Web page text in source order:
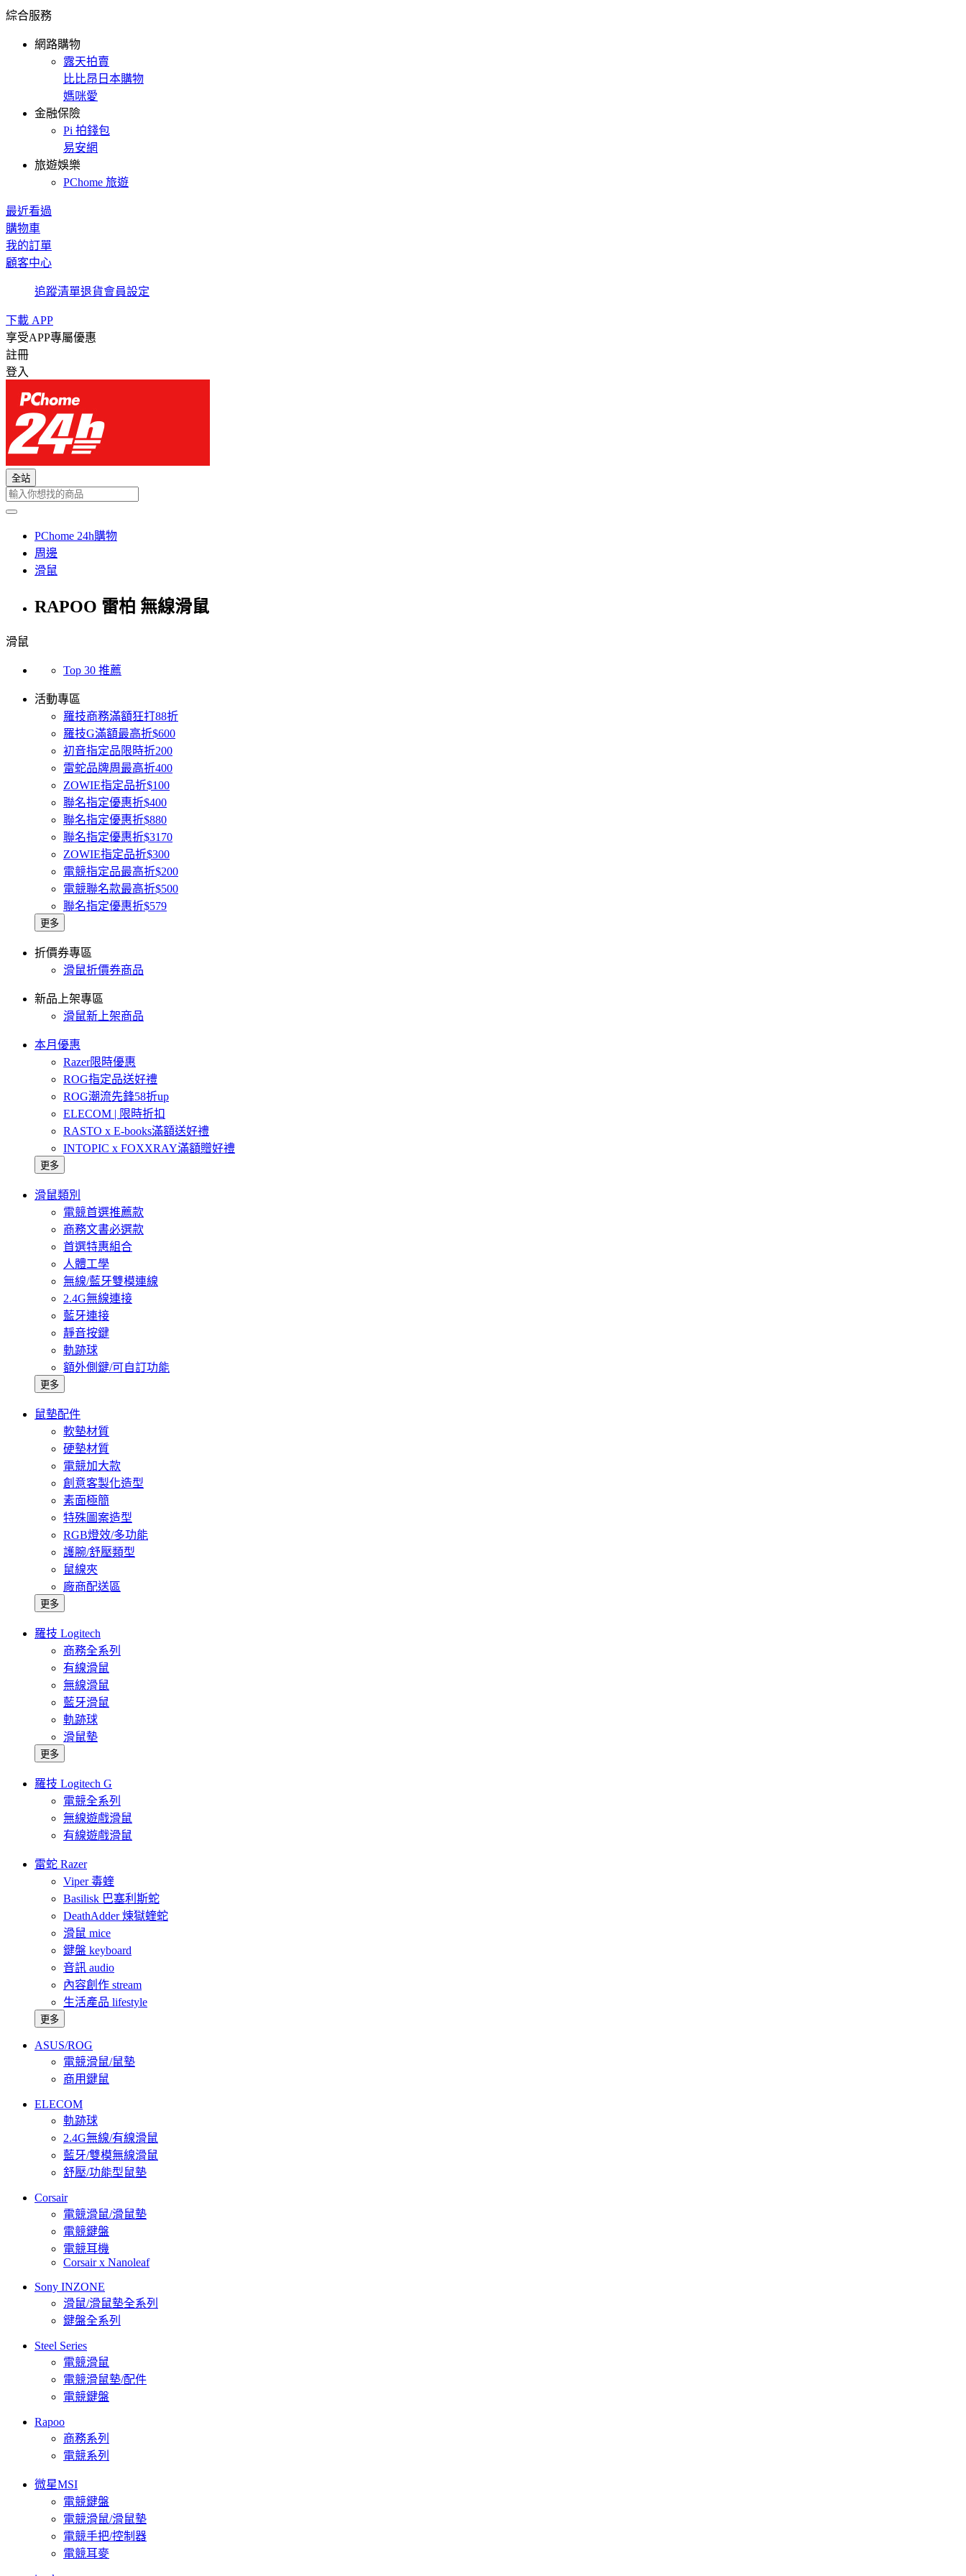
綜合服務
網路購物
露天拍賣
比比昂日本購物
媽咪愛
金融保險
Pi 拍錢包
易安網
旅遊娛樂
PChome 旅遊
最近看過
購物車
我的訂單
顧客中心
追蹤清單退貨會員設定
下載 APP
享受APP專屬優惠
註冊
登入
全站
PChome 24h購物
周邊
滑鼠
RAPOO 雷柏 無線滑鼠
滑鼠
Top 30 推薦
活動專區
羅技商務滿額狂打88折
羅技G滿額最高折$600
初音指定品限時折200
雷蛇品牌周最高折400
ZOWIE指定品折$100
聯名指定優惠折$400
聯名指定優惠折$880
聯名指定優惠折$3170
ZOWIE指定品折$300
電競指定品最高折$200
電競聯名款最高折$500
聯名指定優惠折$579
更多
折價券專區
滑鼠折價券商品
新品上架專區
滑鼠新上架商品
本月優惠
Razer限時優惠
ROG指定品送好禮
ROG潮流先鋒58折up
ELECOM | 限時折扣
RASTO x E-books滿額送好禮
INTOPIC x FOXXRAY滿額贈好禮
更多
滑鼠類別
電競首選推薦款
商務文書必選款
首選特惠組合
人體工學
無線/藍牙雙模連線
2.4G無線連接
藍牙連接
靜音按鍵
軌跡球
額外側鍵/可自訂功能
更多
鼠墊配件
軟墊材質
硬墊材質
電競加大款
創意客製化造型
素面極簡
特殊圖案造型
RGB燈效/多功能
護腕/舒壓類型
鼠線夾
廠商配送區
更多
羅技 Logitech
商務全系列
有線滑鼠
無線滑鼠
藍牙滑鼠
軌跡球
滑鼠墊
更多
羅技 Logitech G
電競全系列
無線遊戲滑鼠
有線遊戲滑鼠
雷蛇 Razer
Viper 毒蝰
Basilisk 巴塞利斯蛇
DeathAdder 煉獄蝰蛇
滑鼠 mice
鍵盤 keyboard
音訊 audio
內容創作 stream
生活產品 lifestyle
更多
ASUS/ROG
電競滑鼠/鼠墊
商用鍵鼠
ELECOM
軌跡球
2.4G無線/有線滑鼠
藍牙/雙模無線滑鼠
舒壓/功能型鼠墊
Corsair
電競滑鼠/滑鼠墊
電競鍵盤
電競耳機
Corsair x Nanoleaf
Sony INZONE
滑鼠/滑鼠墊全系列
鍵盤全系列
Steel Series
電競滑鼠
電競滑鼠墊/配件
電競鍵盤
Rapoo
商務系列
電競系列
微星MSI
電競鍵盤
電競滑鼠/滑鼠墊
電競手把/控制器
電競耳麥